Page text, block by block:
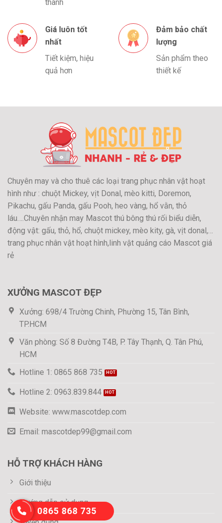
thành
Giá luôn tốt
nhất
Tiết kiệm, hiệu
quả hơn
Đảm bảo chất
lượng
Sản phẩm theo
thiết kế
Chuyên may và cho thuê các loại trang phục nhân vật hoạt
hình như : chuột Mickey, vịt Donal, mèo kitti, Doremon,
Pikachu, gấu Panda, gấu Pooh, heo vàng, hổ vằn, thỏ
láu….Chuyên nhận may Mascot thú bông thú rối biểu diễn,
động vật: gấu, thỏ, hổ, chuột mickey, mèo kity, gà, vịt donal,…
trang phục nhân vật hoạt hình,linh vật quảng cáo Mascot giá
rẻ
XƯỞNG MASCOT ĐẸP
Xưởng: 698/4 Trường Chinh, Phường 15, Tân Bình,
TP.HCM
Văn phòng: Số 8 Đường T4B, P. Tây Thạnh, Q. Tân Phú,
HCM
Hotline 1: 0865 868 735
Hotline 2: 0963.839.844
Website: www.mascotdep.com
Email: mascotdep99@gmail.com
HỖ TRỢ KHÁCH HÀNG
Giới thiệu
Hướng dẫn sử dụng
0865 868 735